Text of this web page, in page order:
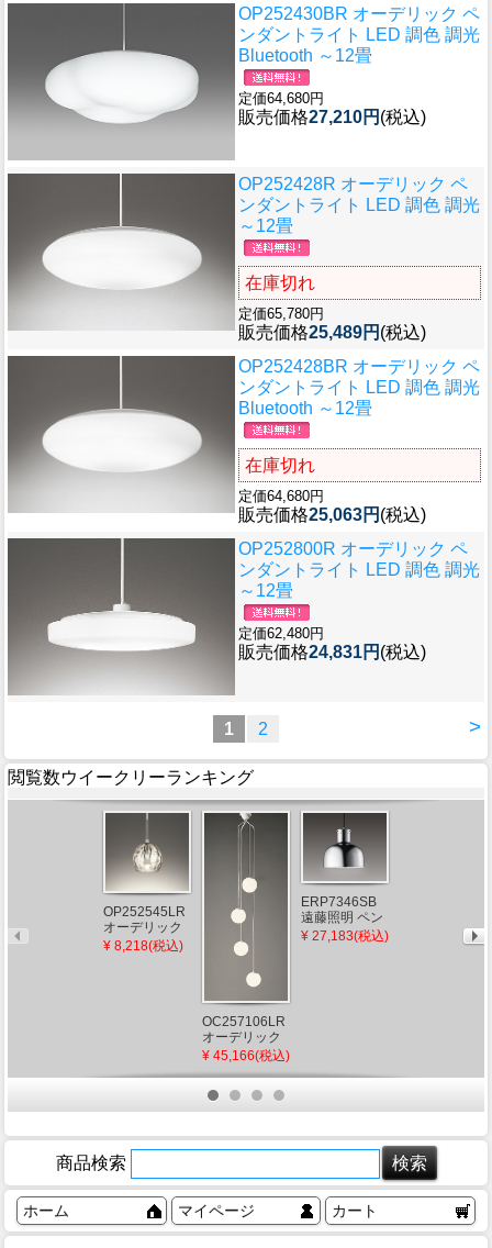
OP252430BR オーデリック ペ
ンダントライト LED 調色 調光
Bluetooth ～12畳
定価64,680円
販売価格27,210円 (税込)
OP252428R オーデリック ペ
ンダントライト LED 調色 調光
～12畳
在庫切れ
定価65,780円
販売価格25,489円 (税込)
OP252428BR オーデリック ペ
ンダントライト LED 調色 調光
Bluetooth ～12畳
在庫切れ
定価64,680円
販売価格25,063円 (税込)
OP252800R オーデリック ペ
ンダントライト LED 調色 調光
～12畳
定価62,480円
販売価格24,831円 (税込)
>
1 2
閲覧数ウイークリーランキング
OP252545LR
オーデリック
ペンダントラ
¥ 8,218(税込)
OC257106LR
オーデリック
吹き抜け用ペ
ンダントライ
ト 4灯
LED（電球
色）
¥ 45,166(税込)
ERP7346SB
遠藤照明 ペン
ダントライト
¥ 27,183(税込)
AP57290 コイ
商品検索
ホーム マイページ カート